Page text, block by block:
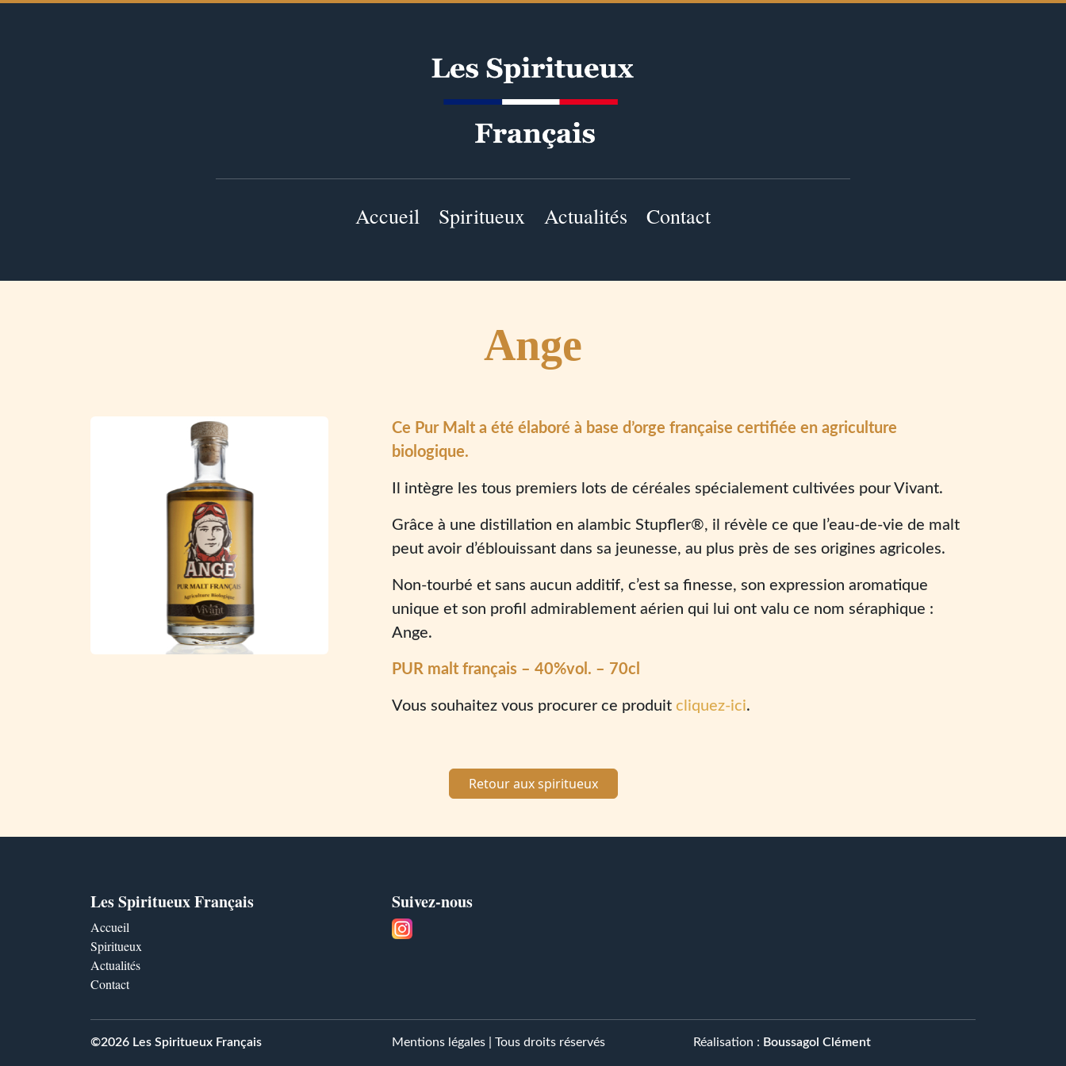
Accueil Spiritueux Actualités Contact
Ange
Ce Pur Malt a été élaboré à base d’orge française certifiée en agriculture
biologique.
Il intègre les tous premiers lots de céréales spécialement cultivées pour Vivant.
Grâce à une distillation en alambic Stupfler®, il révèle ce que l’eau-de-vie de malt
peut avoir d’éblouissant dans sa jeunesse, au plus près de ses origines agricoles.
Non-tourbé et sans aucun additif, c’est sa finesse, son expression aromatique
unique et son profil admirablement aérien qui lui ont valu ce nom séraphique :
Ange.
PUR malt français – 40%vol. – 70cl
Vous souhaitez vous procurer ce produit cliquez-ici.
Retour aux spiritueux
Les Spiritueux Français
Accueil
Spiritueux
Actualités
Contact
Suivez-nous
©2026 Les Spiritueux Français Mentions légales | Tous droits réservés Réalisation : Boussagol Clément